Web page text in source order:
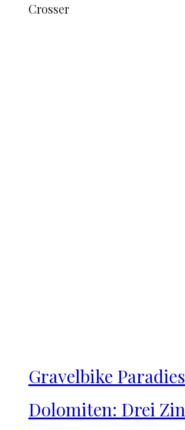
Crosser
Gravelbike Paradies
Dolomiten: Drei